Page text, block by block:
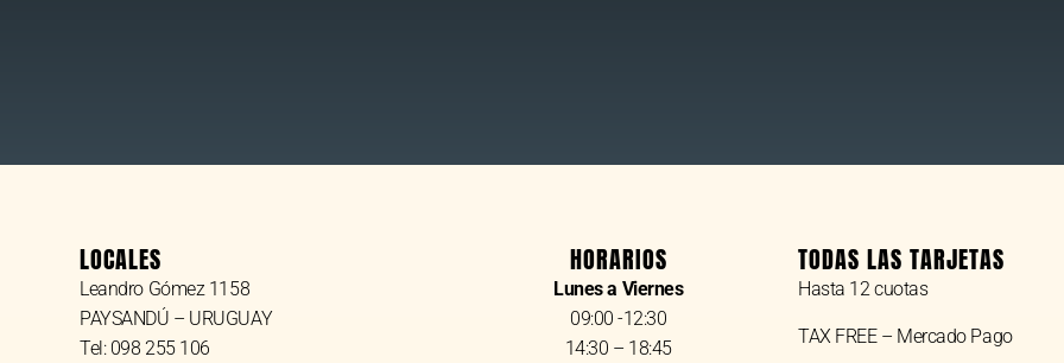
LOCALES
Leandro Gómez 1158
PAYSANDÚ – URUGUAY
Tel: 098 255 106
HORARIOS
Lunes a Viernes
09:00 -12:30
14:30 – 18:45
TODAS LAS TARJETAS
Hasta 12 cuotas
TAX FREE – Mercado Pago